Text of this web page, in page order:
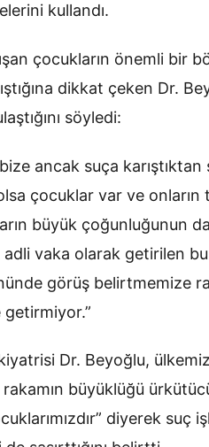
kullandı.
çocukların önemli bir
dikkat çeken Dr.
söyledi:
ancak suça
çocuklar var ve
büyük çoğunluğunun
vaka olarak getirilen bu
görüş belirtmemize
getirmiyor.”
Dr. Beyoğlu,
rakamın büyüklüğü
diyerek suç